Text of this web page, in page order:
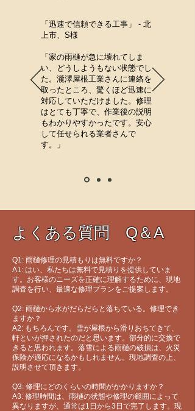
「迅速で信頼できる工事」 - 北
上市、S様
「家の雨樋が急に壊れてしま
い、どうしようもない状態でし
た。瀧澤屋根工業さんに連絡を
取ったところ、驚くほど迅速に
対応していただけました。修理
はとても丁寧で、作業後の説明
もわかりやすかったです。安心
して任せられる業者さんで
す。」
よくある質問 Q＆A
Q1: 雨樋修理の見積もりは無料ですか？
A1: はい、私たちは無料で見積りを提供していま
す。お客様のニーズを正確に理解するために、現地
調査を行い、最適な修理プランをご提案します。
Q2: 雨樋から水がだらだらと落ちている。修理でき
ますか？
A2: もちろんです。雪が屋根から滑りおちてきて、
軒といが押されたのだと思います。部分的に交換で
きると思われます。落雪による雨樋の破損は、火災
保険が適応になるかもしれません​。現地調査の上、
説明させて頂きます。
Q3: 修理にどのくらいの時間がかかりますか？
A3: 修理時間は、雨樋の状態や修理の範囲によって
異なりますが、通常は1日から3日で完了します。現